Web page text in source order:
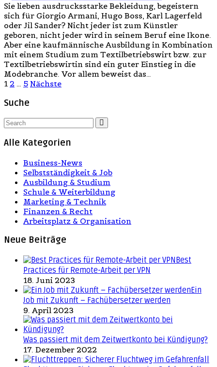
Sie lieben ausdrucksstarke Bekleidung, begeistern
sich für Giorgio Armani, Hugo Boss, Karl Lagerfeld
oder Jil Sander? Nicht jeder ist zum Künstler
geboren, nicht jeder wird in seinem Beruf eine Ikone.
Aber eine kaufmännische Ausbildung in Kombination
mit einem Studium zum Textilbetriebswirt bzw. zur
Textilbetriebswirtin sind ein guter Einstieg in die
Modebranche. Vor allem beweist das…
Beitragsnavigation
1 2 … 5 Nächste
Suche
Alle Kategorien
Business-News
Selbstständigkeit & Job
Ausbildung & Studium
Schule & Weiterbildung
Marketing & Technik
Finanzen & Recht
Arbeitsplatz & Organisation
Neue Beiträge
Best
Practices für Remote-Arbeit per VPN
18. Juni 2023
Ein
Job mit Zukunft – Fachübersetzer werden
9. April 2023
Was passiert mit dem Zeitwertkonto bei Kündigung?
17. Dezember 2022